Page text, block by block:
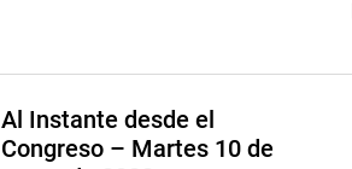
Al Instante desde el
Congreso – Martes 10 de